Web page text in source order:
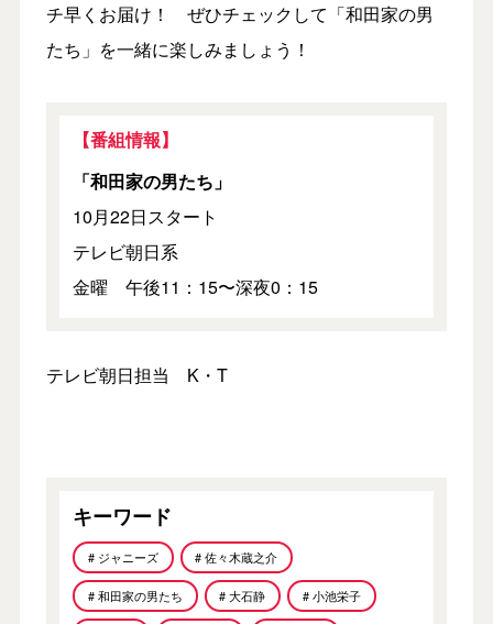
チ早くお届け！ ぜひチェックして「和田家の男
たち」を一緒に楽しみましょう！
【番組情報】
「和田家の男たち」
10月22日スタート
テレビ朝日系
金曜 午後11：15〜深夜0：15
テレビ朝日担当 K・T
キーワード
# ジャニーズ # 佐々木蔵之介
# 和田家の男たち # 大石静 # 小池栄子